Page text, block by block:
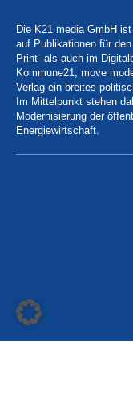
Die K21 media GmbH
auf Publikationen für
Print- als auch im
Kommune21, move
Verlag ein breites
Im Mittelpunkt stehen
Modernisierung der
Energiewirtschaft.